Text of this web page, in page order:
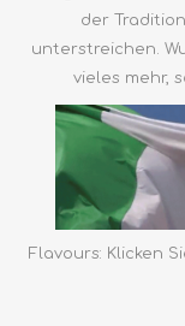
der
unterstreichen.
vieles mehr,
Flavours: Klicken